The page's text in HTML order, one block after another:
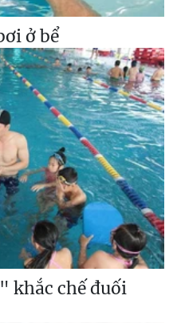
ở bể
khắc chế đuối